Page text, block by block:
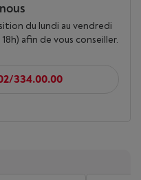
du lundi au vendredi
afin de vous conseiller.
334.00.00